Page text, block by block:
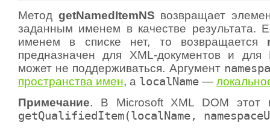
Метод getNamedItemNS возвращает
заданным именем в качестве результата.
именем в списке нет, то возвращается
предназначен для XML-документов и для
может не поддерживаться. Аргумент
пространства имен, а localName —
Примечание. В Microsoft XML DOM этот
getQualifiedItem(localName,